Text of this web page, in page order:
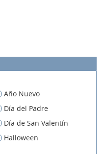
Año Nuevo
Día del Padre
Día de San Valentín
Halloween